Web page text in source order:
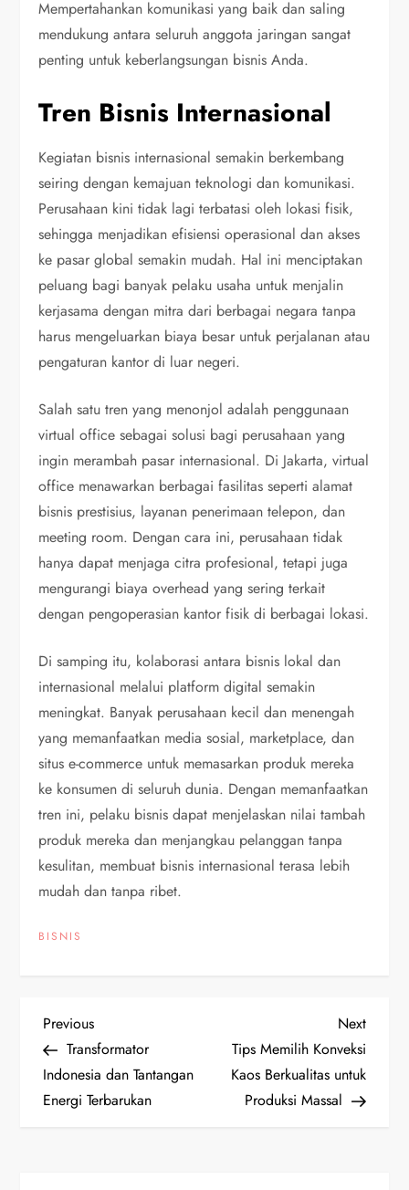
Mempertahankan komunikasi yang baik dan saling
mendukung antara seluruh anggota jaringan sangat
penting untuk keberlangsungan bisnis Anda.
Tren Bisnis Internasional
Kegiatan bisnis internasional semakin berkembang
seiring dengan kemajuan teknologi dan komunikasi.
Perusahaan kini tidak lagi terbatasi oleh lokasi fisik,
sehingga menjadikan efisiensi operasional dan akses
ke pasar global semakin mudah. Hal ini menciptakan
peluang bagi banyak pelaku usaha untuk menjalin
kerjasama dengan mitra dari berbagai negara tanpa
harus mengeluarkan biaya besar untuk perjalanan atau
pengaturan kantor di luar negeri.
Salah satu tren yang menonjol adalah penggunaan
virtual office sebagai solusi bagi perusahaan yang
ingin merambah pasar internasional. Di Jakarta, virtual
office menawarkan berbagai fasilitas seperti alamat
bisnis prestisius, layanan penerimaan telepon, dan
meeting room. Dengan cara ini, perusahaan tidak
hanya dapat menjaga citra profesional, tetapi juga
mengurangi biaya overhead yang sering terkait
dengan pengoperasian kantor fisik di berbagai lokasi.
Di samping itu, kolaborasi antara bisnis lokal dan
internasional melalui platform digital semakin
meningkat. Banyak perusahaan kecil dan menengah
yang memanfaatkan media sosial, marketplace, dan
situs e-commerce untuk memasarkan produk mereka
ke konsumen di seluruh dunia. Dengan memanfaatkan
tren ini, pelaku bisnis dapat menjelaskan nilai tambah
produk mereka dan menjangkau pelanggan tanpa
kesulitan, membuat bisnis internasional terasa lebih
mudah dan tanpa ribet.
BISNIS
P
o
s
Previous
Post
Previous
Transformator
Indonesia dan Tantangan
Energi Terbarukan
Next
Post
Next
Tips Memilih Konveksi
Kaos Berkualitas untuk
Produksi Massal